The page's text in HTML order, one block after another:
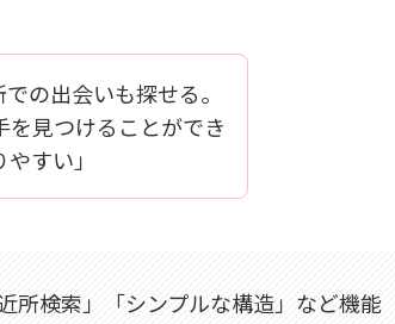
の出会いも探せる。
見つけることができ
すい」
所検索」「シンプルな構造」など機能